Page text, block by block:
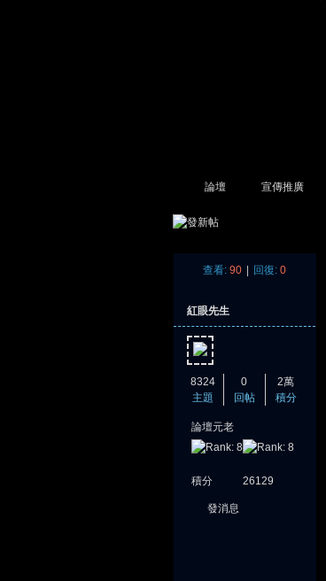
論壇 宣傳推廣
查看: 90 回復: 0
紅眼先生
8324
主題
0
回帖
2萬
積分
論壇元老
積分 26129
發消息